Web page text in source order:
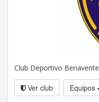
Club Deportivo Benavente
Ver club Equipos